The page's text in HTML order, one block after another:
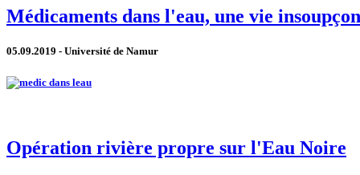
Médicaments dans l'eau, une vie
05.09.2019 - Université de Namur
Opération rivière propre sur l'Eau Noire